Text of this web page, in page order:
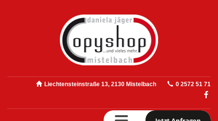
Liechtensteinstraße 13, 2130 Mistelbach 0 2572 51 71